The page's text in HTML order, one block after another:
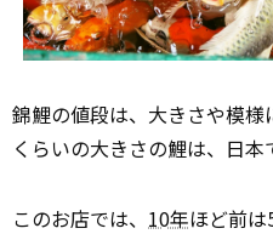
錦鯉の値段は、大きさや模様
くらいの大きさの鯉は、日本
このお店では、 10年ほど前